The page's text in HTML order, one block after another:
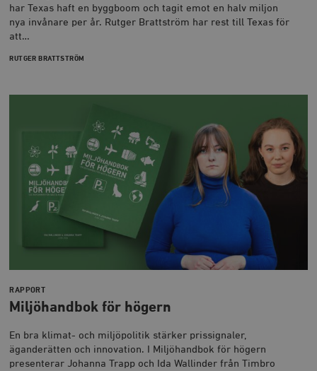
har Texas haft en byggboom och tagit emot en halv miljon
nya invånare per år. Rutger Brattström har rest till Texas för
att…
RUTGER BRATTSTRÖM
RAPPORT
Miljöhandbok för högern
En bra klimat- och miljöpolitik stärker prissignaler,
äganderätten och innovation. I Miljöhandbok för högern
presenterar Johanna Trapp och Ida Wallinder från Timbro
woocommerce_items_in_cart
wp_woocommerce_session_[abcdef0123456789]
timbro.se
__cf_bm
Cloudflare
Inc.
.myfonts.net
_hjAbsoluteSessionInProgress